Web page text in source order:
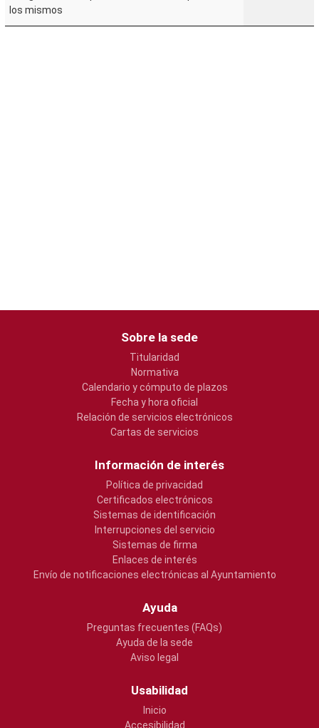
los mismos
Sobre la sede
Titularidad
Normativa
Calendario y cómputo de plazos
Fecha y hora oficial
Relación de servicios electrónicos
Cartas de servicios
Información de interés
Política de privacidad
Certificados electrónicos
Sistemas de identificación
Interrupciones del servicio
Sistemas de firma
Enlaces de interés
Envío de notificaciones electrónicas al Ayuntamiento
Ayuda
Preguntas frecuentes (FAQs)
Ayuda de la sede
Aviso legal
Usabilidad
Inicio
Accesibilidad